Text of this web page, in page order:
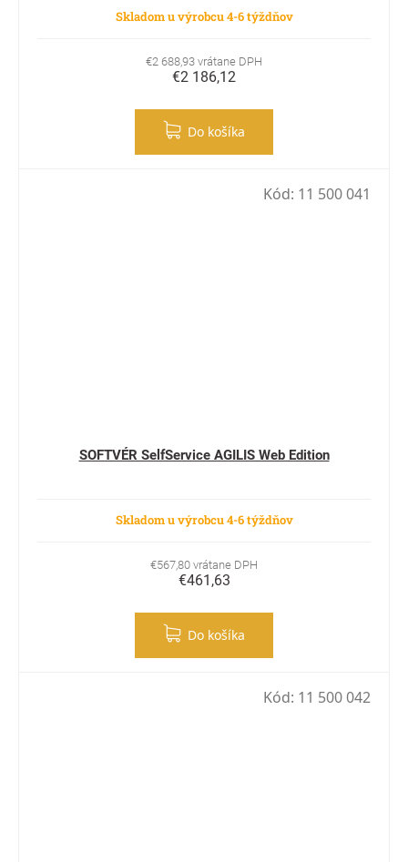
Skladom u výrobcu 4-6 týždňov
€2 688,93 vrátane DPH
€2 186,12
Do košíka
SOFTVÉR SelfService AGILIS Web Edition
Skladom u výrobcu 4-6 týždňov
€567,80 vrátane DPH
€461,63
Do košíka
Kód: 11 500 041
Kód: 11 500 042